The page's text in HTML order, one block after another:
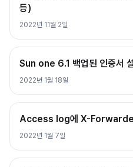
등)
2022년 11월 2일
Sun one 6.1 백업된 인증서
2022년 1월 18일
Access log에 X-
2022년 1월 7일